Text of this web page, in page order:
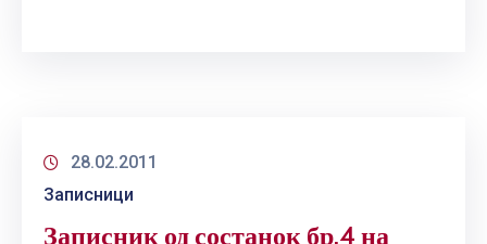
НАБАВКИ
28.02.2011
Записници
Записник од состанок бр.4 на